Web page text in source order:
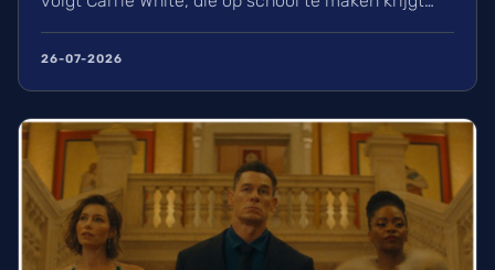
krachten ontdekt. Met rollen voor o.a. Summer H.
26-07-2026